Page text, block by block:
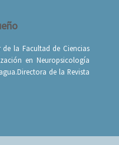
la Facultad de Ciencias
en Neuropsicología
de la Revista